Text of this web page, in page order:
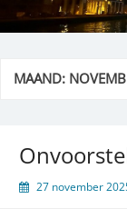
MAAND:
27 november